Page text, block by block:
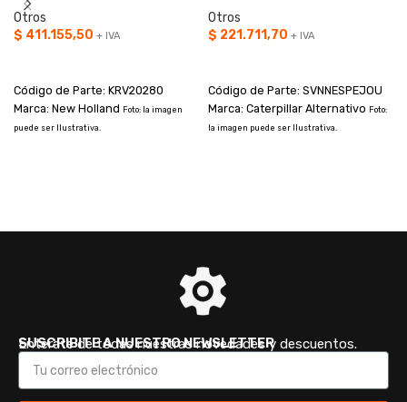
Otros
$ 411.155,50 + IVA
Código de Parte: KRV20280
Marca: New Holland Foto: la imagen
puede ser Ilustrativa.
Otros
$ 221.711,70 + IVA
Código de Parte: SVNNESPEJOU
Marca: Caterpillar Alternativo Foto:
la imagen puede ser Ilustrativa.
SUSCRIBITE A NUESTRO NEWSLETTER
Enterate de todas nuestras novedades y descuentos.